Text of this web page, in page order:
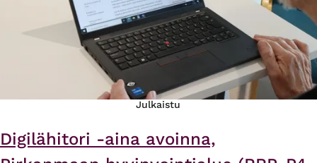
Julkaistu
Digilähitori -aina avoinna,